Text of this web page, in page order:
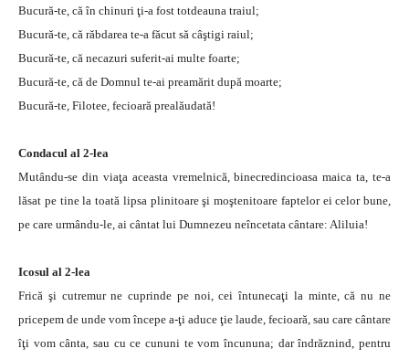
Bucură-te, că în chinuri ţi-a fost totdeauna traiul;
Bucură-te, că răbdarea te-a făcut să câştigi raiul;
Bucură-te, că necazuri suferit-ai multe foarte;
Bucură-te, că de Domnul te-ai preamărit după moarte;
Bucură-te, Filotee, fecioară prealăudată!
Condacul al 2-lea
Mutându-se din viaţa aceasta vremelnică, binecredincioasa maica ta, te-a
lăsat pe tine la toată lipsa plinitoare şi moştenitoare faptelor ei celor bune,
pe care urmându-le, ai cântat lui Dumnezeu neîncetata cântare: Aliluia!
Icosul al 2-lea
Frică şi cutremur ne cuprinde pe noi, cei întunecaţi la minte, că nu ne
pricepem de unde vom începe a-ţi aduce ţie laude, fecioară, sau care cântare
îţi vom cânta, sau cu ce cununi te vom încununa; dar îndrăznind, pentru